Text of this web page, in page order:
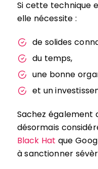
Si cette technique
elle nécessite :
de solides
du temps,
une bonne
et un
Sachez également
désormais
Black Hat que
à sanctionner